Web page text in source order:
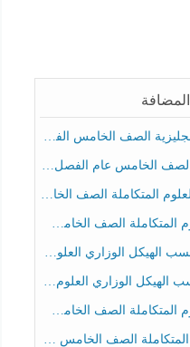
الفصل الدراسي الثالث 2025-2026
الصف الخامس عام الفصل الثالث
الخامس انسبير الفصل الثالث
الصف الخامس عام الفصل الثالث
الخامس انسبير الفصل الثالث